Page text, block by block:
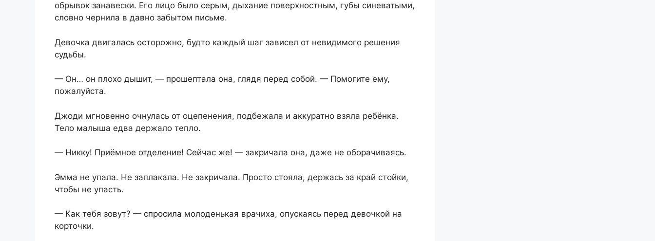
обрывок занавески. Его лицо было серым, дыхание поверхностным, губы синеватыми,
словно чернила в давно забытом письме.
Девочка двигалась осторожно, будто каждый шаг зависел от невидимого решения
судьбы.
— Он… он плохо дышит, — прошептала она, глядя перед собой. — Помогите ему,
пожалуйста.
Джоди мгновенно очнулась от оцепенения, подбежала и аккуратно взяла ребёнка.
Тело малыша едва держало тепло.
— Никку! Приёмное отделение! Сейчас же! — закричала она, даже не оборачиваясь.
Эмма не упала. Не заплакала. Не закричала. Просто стояла, держась за край стойки,
чтобы не упасть.
— Как тебя зовут? — спросила молоденькая врачиха, опускаясь перед девочкой на
корточки.